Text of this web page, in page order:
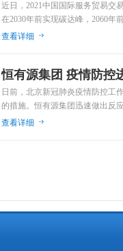
近日，2021中国国际服务贸易交
在2030年前实现碳达峰，2060年
查看详细
恒有源集团 疫情防控
日前，北京新冠肺炎疫情防控工
的措施。恒有源集团迅速做出反
查看详细